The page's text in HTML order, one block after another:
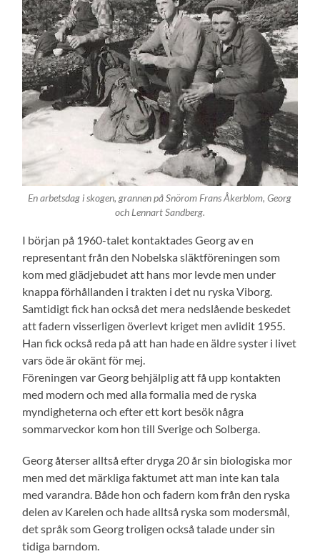
En arbetsdag i skogen, grannen på Snörom Frans Åkerblom, Georg
och Lennart Sandberg.
I början på 1960-talet kontaktades Georg av en
representant från den Nobelska släktföreningen som
kom med glädjebudet att hans mor levde men under
knappa förhållanden i trakten i det nu ryska Viborg.
Samtidigt fick han också det mera nedslående beskedet
att fadern visserligen överlevt kriget men avlidit 1955.
Han fick också reda på att han hade en äldre syster i livet
vars öde är okänt för mej.
Föreningen var Georg behjälplig att få upp kontakten
med modern och med alla formalia med de ryska
myndigheterna och efter ett kort besök några
sommarveckor kom hon till Sverige och Solberga.
Georg återser alltså efter dryga 20 år sin biologiska mor
men med det märkliga faktumet att man inte kan tala
med varandra. Både hon och fadern kom från den ryska
delen av Karelen och hade alltså ryska som modersmål,
det språk som Georg troligen också talade under sin
tidiga barndom.